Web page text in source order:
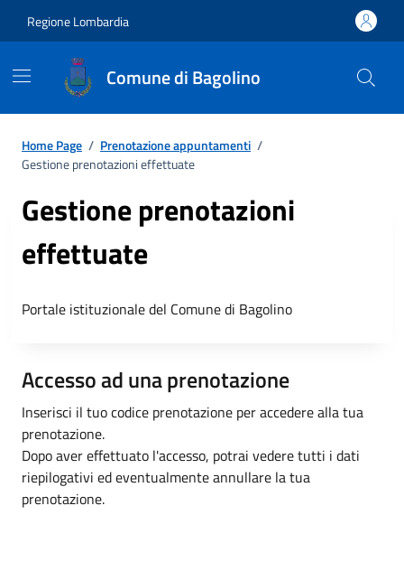
Regione Lombardia
Comune di Bagolino
Home Page / Prenotazione appuntamenti /
Gestione prenotazioni effettuate
Gestione prenotazioni
effettuate
Portale istituzionale del Comune di Bagolino
Accesso ad una prenotazione
Inserisci il tuo codice prenotazione per accedere alla tua
prenotazione.
Dopo aver effettuato l'accesso, potrai vedere tutti i dati
riepilogativi ed eventualmente annullare la tua
prenotazione.